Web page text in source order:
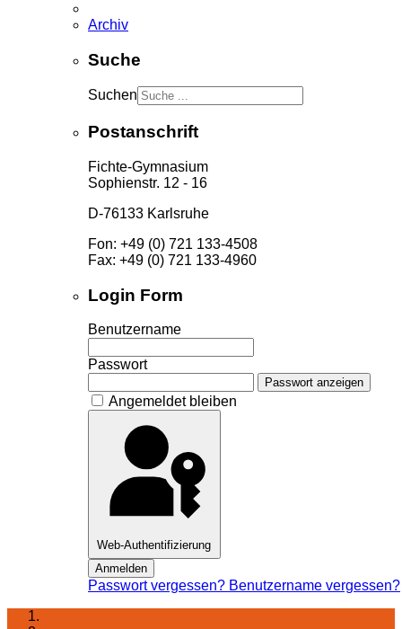
Archiv
Suche
Suchen
Postanschrift
Fichte-Gymnasium
Sophienstr. 12 - 16
D-76133 Karlsruhe
Fon: +49 (0) 721 133-4508
Fax: +49 (0) 721 133-4960
Login Form
Benutzername
Passwort
Passwort anzeigen
Angemeldet bleiben
Web-Authentifizierung
Anmelden
Passwort vergessen? Benutzername vergessen?